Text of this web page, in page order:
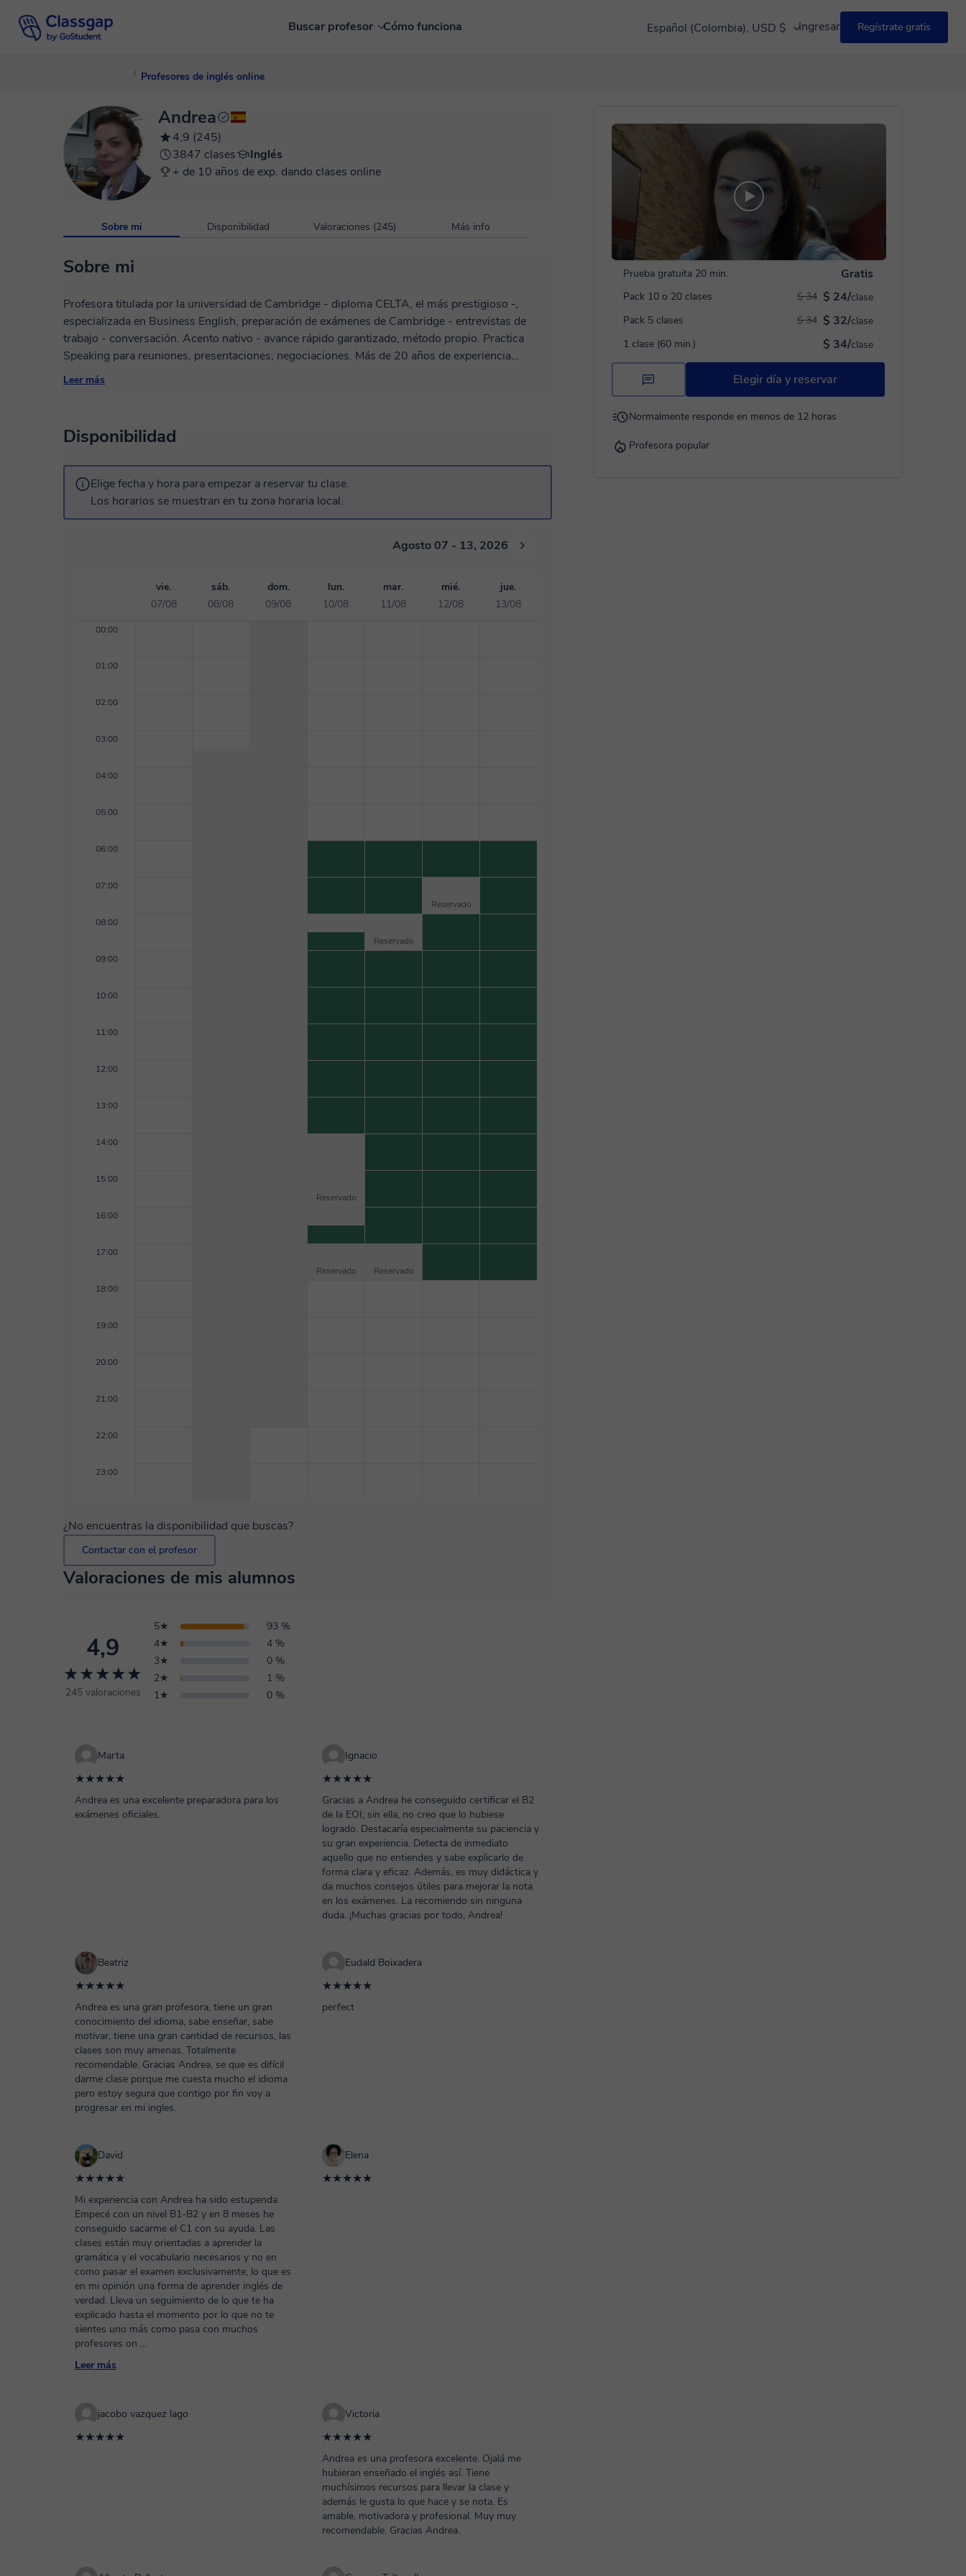
Buscar profesor Cómo funciona Español (Colombia), USD $ Ingresar Regístrate gratis
Profesores de inglés online
Prueba gratuita 20 min. Gratis
Pack 10 o 20 clases $ 24/clase
$ 34
Pack 5 clases
$ 32/clase
$ 34
1 clase (60 min.)
$ 34/clase
Elegir día y reservar
Normalmente responde en menos de 12 horas
Profesora popular
Andrea
4,9 (245)
3847 clases
Inglés
+ de 10 años de exp. dando clases online
Sobre mi Disponibilidad Valoraciones (245) Más info
Sobre mi
Profesora titulada por la universidad de Cambridge - diploma CELTA, el más prestigioso -,
especializada en Business English, preparación de exámenes de Cambridge - entrevistas de
trabajo - conversación. Acento nativo - avance rápido garantizado, método propio. Practica
Speaking para reuniones, presentaciones, negociaciones. Más de 20 años de experiencia
enseñando a adultos y más de 5 años de experiencia enseñando en línea. PREPARACIÓN DE
GRAMÁTICA >> Además, si alguna vez le has tenido miedo a la gramática, conmigo ya no lo
NEGOCIOS >> te proporcionaré una gran cantidad de material dedicado y adaptado a tu área de
negocios. Hago especial énfasis en la parte de escuchar y hablar. Mis clases son dinámicas y
Leer más
Disponibilidad
Elige fecha y hora para empezar a reservar tu clase.
Los horarios se muestran en tu zona horaria local.
Agosto 07 - 13, 2026
vie.
07/08
sáb.
08/08
dom.
09/08
lun.
10/08
mar.
11/08
mié.
12/08
jue.
13/08
00:00
01:00
02:00
03:00
04:00
05:00
06:00
07:00
Reservado
08:00
Reservado
09:00
10:00
11:00
12:00
13:00
14:00
15:00
Reservado
16:00
17:00
Reservado
Reservado
18:00
19:00
20:00
21:00
22:00
23:00
¿No encuentras la disponibilidad que buscas?
Contactar con el profesor
Valoraciones de mis alumnos
4,9
★★★★★
245 valoraciones
5★
93 %
4★
4 %
3★
0 %
2★
1 %
1★
0 %
Marta
★★★★★
Andrea es una excelente preparadora para los
exámenes oficiales.
Ignacio
★★★★★
Gracias a Andrea he conseguido certificar el B2
de la EOI; sin ella, no creo que lo hubiese
logrado. Destacaría especialmente su paciencia y
su gran experiencia. Detecta de inmediato
aquello que no entiendes y sabe explicarlo de
forma clara y eficaz. Además, es muy didáctica y
da muchos consejos útiles para mejorar la nota
en los exámenes. La recomiendo sin ninguna
duda. ¡Muchas gracias por todo, Andrea!
Beatriz
★★★★★
Andrea es una gran profesora, tiene un gran
conocimiento del idioma, sabe enseñar, sabe
motivar, tiene una gran cantidad de recursos, las
clases son muy amenas. Totalmente
recomendable. Gracias Andrea, se que es difícil
darme clase porque me cuesta mucho el idioma
pero estoy segura que contigo por fin voy a
progresar en mi ingles.
Eudald Boixadera
★★★★★
perfect
David
★★★★★
Mi experiencia con Andrea ha sido estupenda.
Empecé con un nivel B1-B2 y en 8 meses he
conseguido sacarme el C1 con su ayuda. Las
clases están muy orientadas a aprender la
gramática y el vocabulario necesarios y no en
como pasar el examen exclusivamente, lo que es
en mi opinión una forma de aprender inglés de
verdad. Lleva un seguimiento de lo que te ha
explicado hasta el momento por lo que no te
sientes uno más como pasa con muchos
profesores on ...
Leer más
Elena
★★★★★
jacobo vazquez lago
★★★★★
Victoria
★★★★★
Andrea es una profesora excelente. Ojalá me
hubieran enseñado el inglés así. Tiene
muchísimos recursos para llevar la clase y
además le gusta lo que hace y se nota. Es
amable, motivadora y profesional. Muy muy
recomendable. Gracias Andrea.